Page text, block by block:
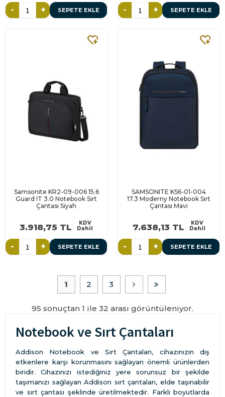
- + SEPETE EKLE - + SEPETE EKLE
Samsonite KR2-09-006 15.6
Guard IT 3.0 Notebook Sırt
Çantası Siyah
3.918,75 TL
KDV
Dahil
- + SEPETE EKLE
SAMSONITE KS6-01-004
17.3 Moderny Notebook Sırt
Çantası Mavi
7.638,13 TL
KDV
Dahil
- + SEPETE EKLE
1 2 3
95 sonuçtan 1 ile 32 arası görüntüleniyor.
Notebook ve Sırt Çantaları
Addison Notebook ve Sırt Çantaları, cihazınızın dış
etkenlere karşı korunmasını sağlayan önemli ürünlerden
biridir. Cihazınızı istediğiniz yere sorunsuz bir şekilde
taşımanızı sağlayan Addison sırt çantaları, elde taşınabilir
ve sırt çantası şeklinde üretilmektedir. Farklı boyutlarda